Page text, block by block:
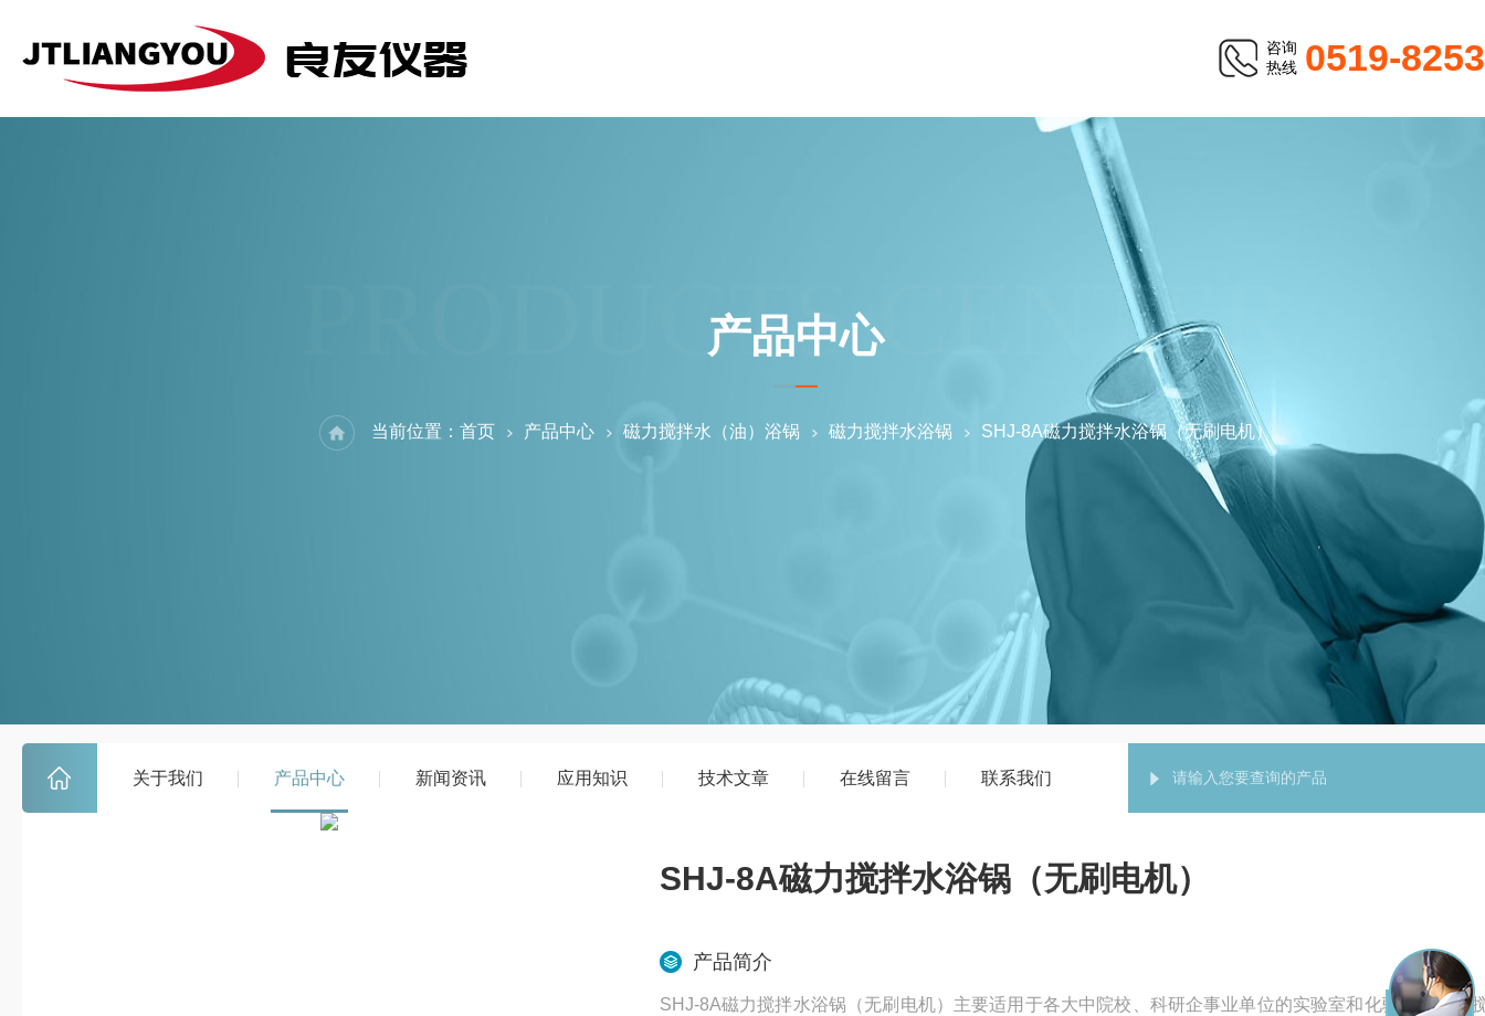
咨询
热线 0519-
关于我们 产品中心 新闻资讯 应用知识 技术文章 在线留言 联系我们
PRODUCTS CENTER
产品中心
当前位置： 首页 产品中心 磁力搅拌水（油）浴锅 磁力搅拌水浴锅 SHJ-8A磁力搅拌水浴锅（无刷电机）
SHJ-8A磁力搅拌水浴锅（无刷电机）
产品简介
SHJ-8A磁力搅拌水浴锅（无刷电机）主要适用于各大中院校、科研企事业单位的实验室和化验室，磁力